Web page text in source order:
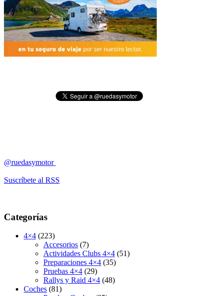
@ruedasymotor
Suscríbete al RSS
Categorías
4×4 (223)
Accesorios (7)
Actividades Clubs 4×4 (51)
Preparaciones 4×4 (35)
Pruebas 4×4 (29)
Rallys y Raid 4×4 (48)
Coches (81)